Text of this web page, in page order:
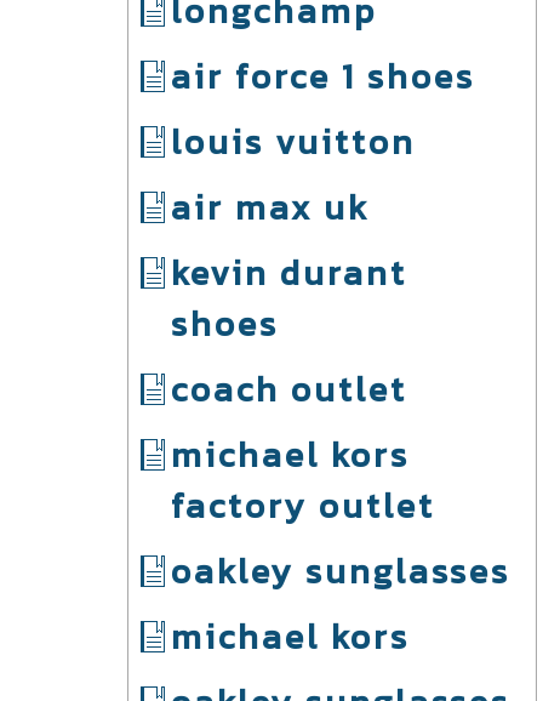
longchamp
air force 1 shoes
louis vuitton
air max uk
kevin durant
shoes
coach outlet
michael kors
factory outlet
oakley sunglasses
michael kors